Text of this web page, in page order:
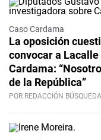
Caso Cardama
La oposición
convocar a
Cardama:
de la República”
POR REDACCIÓN BÚSQUEDA
Video